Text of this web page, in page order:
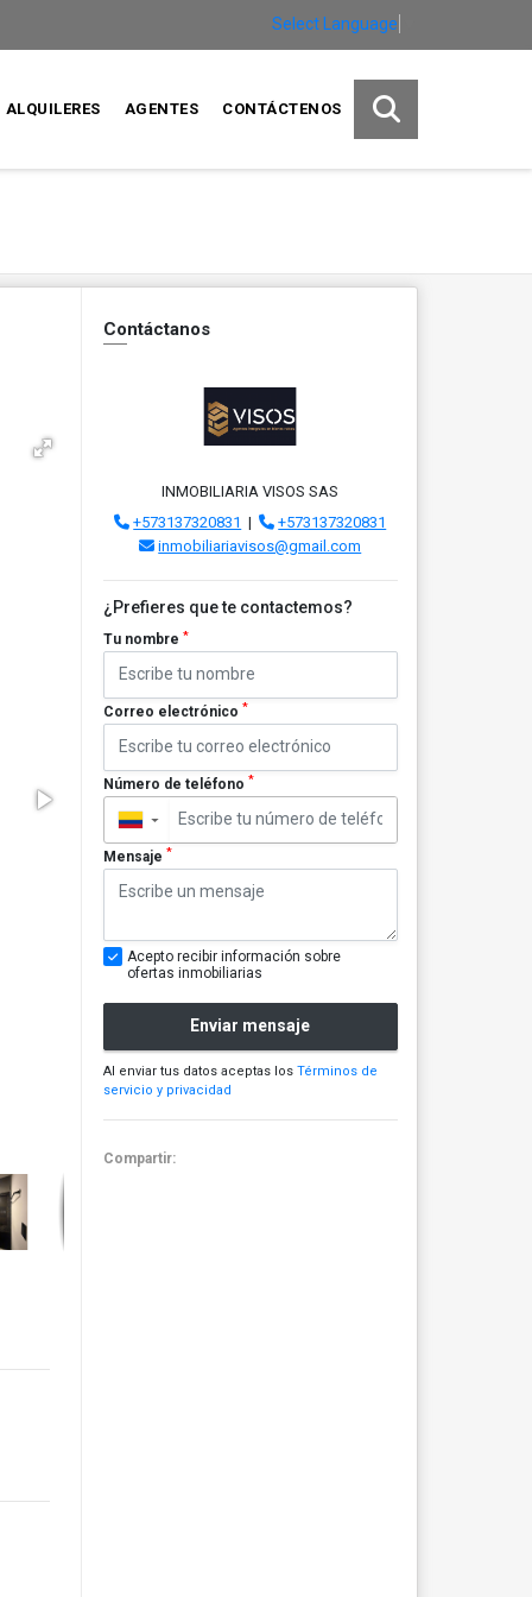
Select Language
ALQUILERES AGENTES CONTÁCTENOS
Contáctanos
INMOBILIARIA VISOS SAS
+573137320831 |
+573137320831
inmobiliariavisos@gmail.com
¿Prefieres que te contactemos?
Tu nombre *
Correo electrónico *
Número de teléfono *
▼
Mensaje *
Acepto recibir información sobre
ofertas inmobiliarias
Enviar mensaje
Al enviar tus datos aceptas los Términos de
servicio y privacidad
Compartir: